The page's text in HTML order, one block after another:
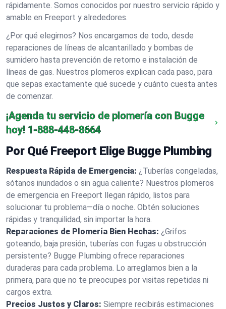
rápidamente. Somos conocidos por nuestro servicio rápido y
amable en Freeport y alrededores.
¿Por qué elegirnos? Nos encargamos de todo, desde
reparaciones de líneas de alcantarillado y bombas de
sumidero hasta prevención de retorno e instalación de
líneas de gas. Nuestros plomeros explican cada paso, para
que sepas exactamente qué sucede y cuánto cuesta antes
de comenzar.
¡Agenda tu servicio de plomería con Bugge
hoy! 1-888-448-8664
Por Qué Freeport Elige Bugge Plumbing
Respuesta Rápida de Emergencia: ¿Tuberías congeladas,
sótanos inundados o sin agua caliente? Nuestros plomeros
de emergencia en Freeport llegan rápido, listos para
solucionar tu problema—día o noche. Obtén soluciones
rápidas y tranquilidad, sin importar la hora.
Reparaciones de Plomería Bien Hechas: ¿Grifos
goteando, baja presión, tuberías con fugas u obstrucción
persistente? Bugge Plumbing ofrece reparaciones
duraderas para cada problema. Lo arreglamos bien a la
primera, para que no te preocupes por visitas repetidas ni
cargos extra.
Precios Justos y Claros: Siempre recibirás estimaciones